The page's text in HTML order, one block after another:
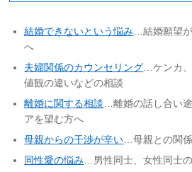
結婚できないという悩み…結婚願望
へ
夫婦関係のカウンセリング…ケンカ
値観の違いなどの相談
離婚に関する相談…離婚の話し合い
アを望む方へ
母親からの干渉が辛い…母親との関
同性愛の悩み…男性同士、女性同士